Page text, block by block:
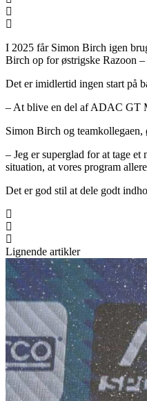
I 2025 får Simon Birch igen
Birch op for østrigske Razoon
Det er imidlertid ingen start på
– At blive en del af ADAC GT
Simon Birch og
– Jeg er superglad for at tage
situation, at vores program
Det er god stil at dele godt
Lignende artikler